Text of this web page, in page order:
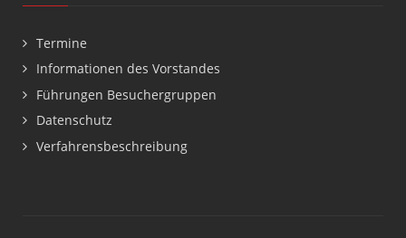
Termine
Informationen des Vorstandes
Führungen Besuchergruppen
Datenschutz
Verfahrensbeschreibung